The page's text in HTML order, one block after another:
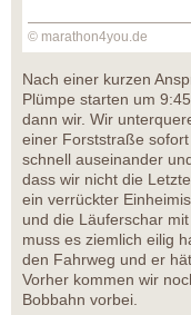
© marathon4you.de
Nach einer kurzen
Plümpe starten um
dann wir. Wir
einer Forststraße
schnell auseinander
dass wir nicht die
ein verrückter
und die Läuferschar
muss es ziemlich eilig
den Fahrweg und er
Vorher kommen wir
Bobbahn vorbei.